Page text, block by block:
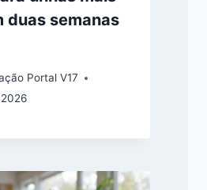
duas semanas
Portal V17